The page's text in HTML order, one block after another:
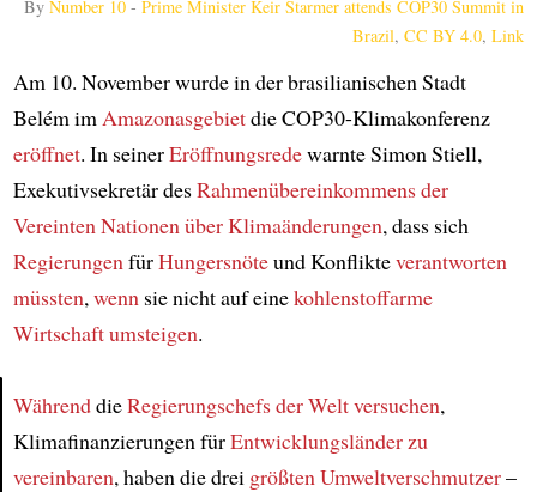
Article
ByNumber 10 -Prime Minister Keir Starmer attends COP30 Summit in
Brazil,CC BY 4.0,Link
Am 10. November wurde in der brasilianischen Stadt
Belém im Amazonasgebietdie COP30-Klimakonferenz
eröffnet. In seinerEröffnungsredewarnte Simon Stiell,
Exekutivsekretär desRahmenübereinkommens der
Vereinten Nationen über Klimaänderungen, dass sich
Regierungen fürHungersnöteund Konflikteverantworten
müssten, wenn sie nicht auf einekohlenstoffarme
Wirtschaftumsteigen.
WährenddieRegierungschefs der Weltversuchen,
Klimafinanzierungen fürEntwicklungsländer zu
vereinbaren, haben die drei größten Umweltverschmutzer–